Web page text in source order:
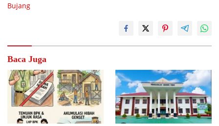
Bujang
Baca Juga